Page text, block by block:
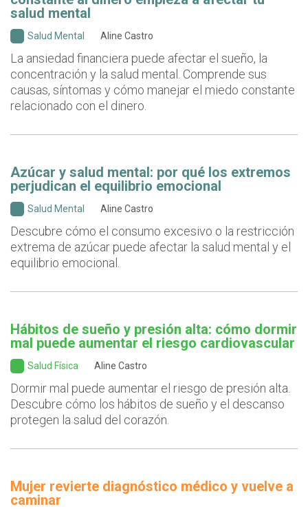
salud mental
Salud Mental Aline Castro
La ansiedad financiera puede afectar el sueño, la
concentración y la salud mental. Comprende sus
causas, síntomas y cómo manejar el miedo constante
relacionado con el dinero.
Azúcar y salud mental: por qué los extremos
perjudican el equilibrio emocional
Salud Mental Aline Castro
Descubre cómo el consumo excesivo o la restricción
extrema de azúcar puede afectar la salud mental y el
equilibrio emocional.
Hábitos de sueño y presión alta: cómo dormir
mal puede aumentar el riesgo cardiovascular
Salud Física Aline Castro
Dormir mal puede aumentar el riesgo de presión alta.
Descubre cómo los hábitos de sueño y el descanso
protegen la salud del corazón.
Mujer revierte diagnóstico médico y vuelve a
caminar